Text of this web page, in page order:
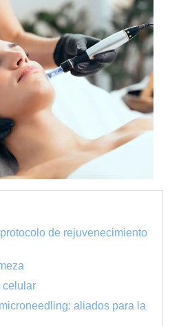
de rejuvenecimiento
celular
aliados para la